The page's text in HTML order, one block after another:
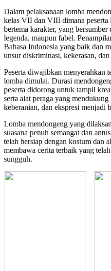
Dalam pelaksanaan lomba
kelas VII dan VIII dimana peserta
bertema karakter, yang
legenda, maupun fabel.
Bahasa Indonesia yang baik dan
unsur diskriminasi, kekerasan,
Peserta diwajibkan menyerahkan
lomba dimulai. Durasi
peserta didorong untuk tampil
serta alat peraga yang
keberanian, dan ekspresi menjadi
Lomba mendongeng yang
suasana penuh semangat dan
telah bersiap dengan kostum dan
membawa cerita terbaik yang
sungguh.